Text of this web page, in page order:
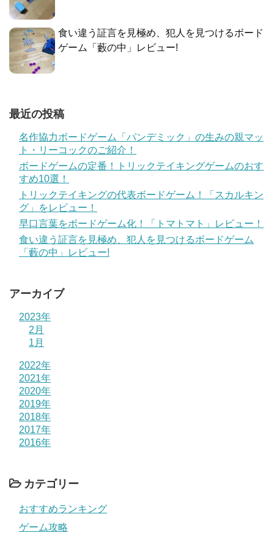
食い違う証言を見極め、犯人を見つけるボード
ゲーム「藪の中」レビュー!
最近の投稿
名作協力ボードゲーム「パンデミック」の生みの親マッ
ト・リーコックのご紹介！
ボードゲームの定番！トリックテイキングゲームのおす
すめ10選！
トリックテイキングの代表ボードゲーム！「スカルキン
グ」をレビュー！
早口言葉をボードゲーム化！「トマトマト」レビュー！
食い違う証言を見極め、犯人を見つけるボードゲーム
「藪の中」レビュー!
アーカイブ
2023年
2月
1月
2022年
2021年
2020年
2019年
2018年
2017年
2016年
カテゴリー
おすすめランキング
ゲーム攻略